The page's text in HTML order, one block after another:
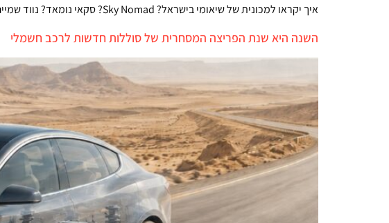
איך יקראו למכונית של שיאומי בישראל? Sky Nomad? סקאי נומאד? נווד שמיים? נודד שמימי? שיאומי משיקה תת-מותג ייעודי לרכב חשמלי עם מאריך טווח. מתי אצלנו?
השנה היא שנת הפריצה המסחרית של סוללות חדשות לרכב חשמלי